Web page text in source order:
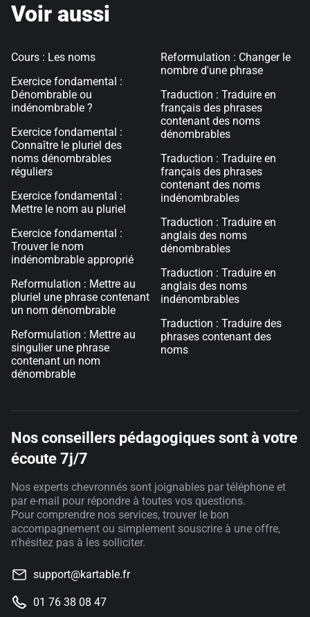
Voir aussi
Cours : Les noms
Exercice fondamental :
Dénombrable ou
indénombrable ?
Exercice fondamental :
Connaître le pluriel des
noms dénombrables
réguliers
Exercice fondamental :
Mettre le nom au pluriel
Exercice fondamental :
Trouver le nom
indénombrable approprié
Reformulation : Mettre au
pluriel une phrase contenant
un nom dénombrable
Reformulation : Mettre au
singulier une phrase
contenant un nom
dénombrable
Reformulation : Changer le
nombre d'une phrase
Traduction : Traduire en
français des phrases
contenant des noms
dénombrables
Traduction : Traduire en
français des phrases
contenant des noms
indénombrables
Traduction : Traduire en
anglais des noms
dénombrables
Traduction : Traduire en
anglais des noms
indénombrables
Traduction : Traduire des
phrases contenant des
noms
Nos conseillers pédagogiques sont à votre
écoute 7j/7
Nos experts chevronnés sont joignables par téléphone et
par e-mail pour répondre à toutes vos questions.
Pour comprendre nos services, trouver le bon
accompagnement ou simplement souscrire à une offre,
n'hésitez pas à les solliciter.
support@kartable.fr
01 76 38 08 47